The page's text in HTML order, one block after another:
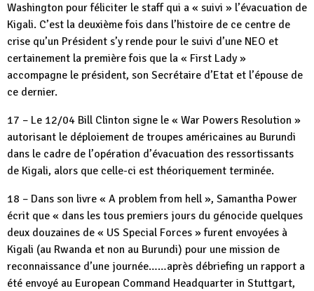
Washington pour féliciter le staff qui a « suivi » l’évacuation de
Kigali. C’est la deuxième fois dans l’histoire de ce centre de
crise qu’un Président s’y rende pour le suivi d’une NEO et
certainement la première fois que la « First Lady »
accompagne le président, son Secrétaire d’Etat et l’épouse de
ce dernier.
17 – Le 12/04 Bill Clinton signe le « War Powers Resolution »
autorisant le déploiement de troupes américaines au Burundi
dans le cadre de l’opération d’évacuation des ressortissants
de Kigali, alors que celle-ci est théoriquement terminée.
18 – Dans son livre « A problem from hell », Samantha Power
écrit que « dans les tous premiers jours du génocide quelques
deux douzaines de « US Special Forces » furent envoyées à
Kigali (au Rwanda et non au Burundi) pour une mission de
reconnaissance d’une journée……après débriefing un rapport a
été envoyé au European Command Headquarter in Stuttgart,